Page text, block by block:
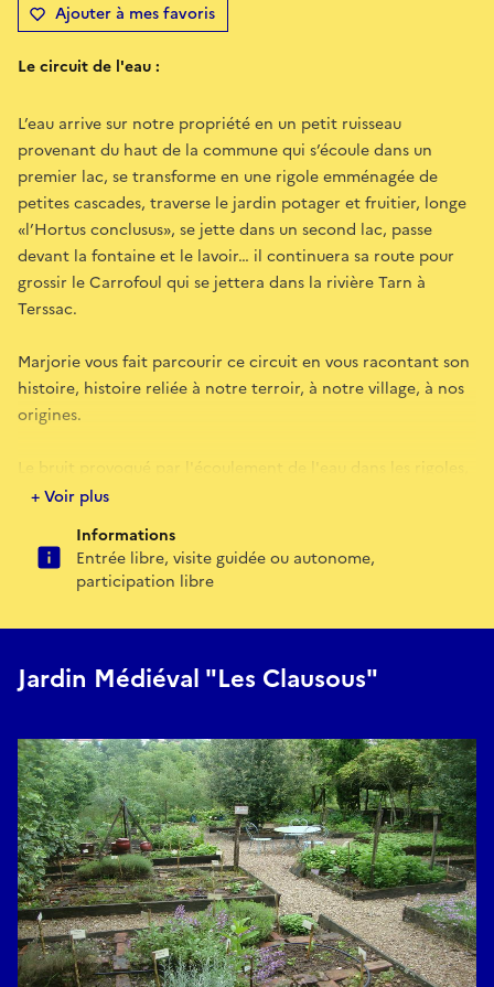
Ajouter à mes favoris
Le circuit de l'eau :
L’eau arrive sur notre propriété en un petit ruisseau
provenant du haut de la commune qui s’écoule dans un
premier lac, se transforme en une rigole emménagée de
petites cascades, traverse le jardin potager et fruitier, longe
«l’Hortus conclusus», se jette dans un second lac, passe
devant la fontaine et le lavoir… il continuera sa route pour
grossir le Carrofoul qui se jettera dans la rivière Tarn à
Terssac.
Marjorie vous fait parcourir ce circuit en vous racontant son
histoire, histoire reliée à notre terroir, à notre village, à nos
origines.
Le bruit provoqué par l'écoulement de l'eau dans les rigoles,
se jettant par des cascades dans une enfilade de lacs, le bruit
enchantement.
magnifique à ce circuit. Les visites se font tout au long des
demande.
dominique.lesclausous@orange.fr
+ Voir plus
Informations
Entrée libre, visite guidée ou autonome,
participation libre
Jardin Médiéval "Les Clausous"